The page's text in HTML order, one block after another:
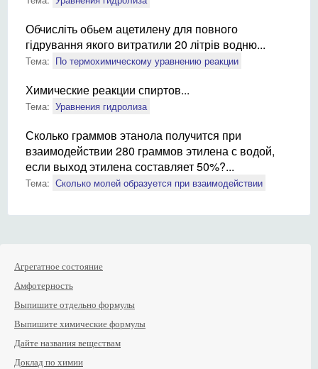
Обчисліть обьем ацетилену для повного
гідрування якого витратили 20 літрів водню...
Тема: По термохимическому уравнению реакции
Химические реакции спиртов...
Тема: Уравнения гидролиза
Сколько граммов этанола получится при
взаимодействии 280 граммов этилена с водой,
если выход этилена составляет 50%?...
Тема: Сколько молей образуется при взаимодействии
Агрегатное состояние
Амфотерность
Выпишите отдельно формулы
Выпишите химические формулы
Дайте названия веществам
Доклад по химии